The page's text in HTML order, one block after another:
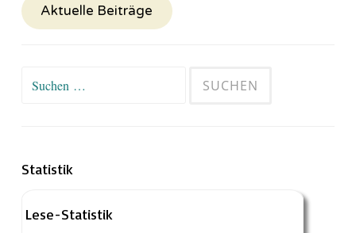
Aktuelle Beiträge
Suchen
Statistik
Lese-Statistik